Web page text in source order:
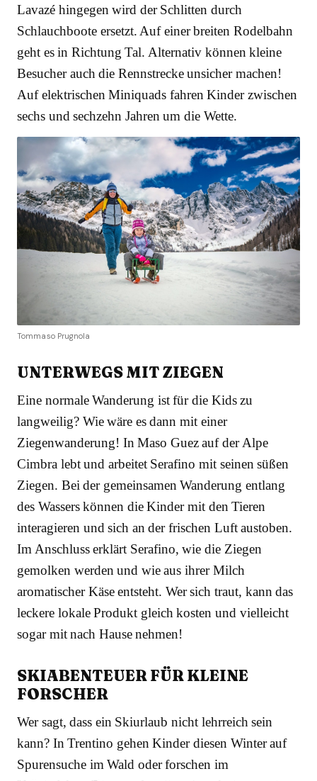
Lavazé hingegen wird der Schlitten durch
Schlauchboote ersetzt. Auf einer breiten Rodelbahn
geht es in Richtung Tal. Alternativ können kleine
Besucher auch die Rennstrecke unsicher machen!
Auf elektrischen Miniquads fahren Kinder zwischen
sechs und sechzehn Jahren um die Wette.
Tommaso Prugnola
UNTERWEGS MIT ZIEGEN
Eine normale Wanderung ist für die Kids zu
langweilig? Wie wäre es dann mit einer
Ziegenwanderung! In Maso Guez auf der Alpe
Cimbra lebt und arbeitet Serafino mit seinen süßen
Ziegen. Bei der gemeinsamen Wanderung entlang
des Wassers können die Kinder mit den Tieren
interagieren und sich an der frischen Luft austoben.
Im Anschluss erklärt Serafino, wie die Ziegen
gemolken werden und wie aus ihrer Milch
aromatischer Käse entsteht. Wer sich traut, kann das
leckere lokale Produkt gleich kosten und vielleicht
sogar mit nach Hause nehmen!
SKIABENTEUER FÜR KLEINE
FORSCHER
Wer sagt, dass ein Skiurlaub nicht lehrreich sein
kann? In Trentino gehen Kinder diesen Winter auf
Spurensuche im Wald oder forschen im